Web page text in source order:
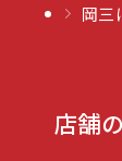
岡三
店舗